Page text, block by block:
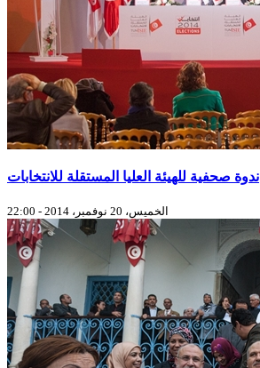
ندوة صحفية للهيئة العليا المستقلة للانتخابات
الخميس، 20 نوفمبر، 2014 - 22:00